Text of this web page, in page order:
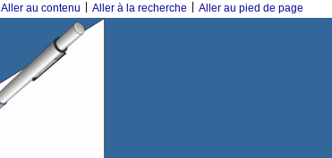
Aller au contenu Aller à la recherche Aller au pied de page